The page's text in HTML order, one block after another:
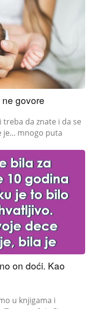
govore
da znate i da se
je... mnogo puta
on doći. Kao
u knjigama i